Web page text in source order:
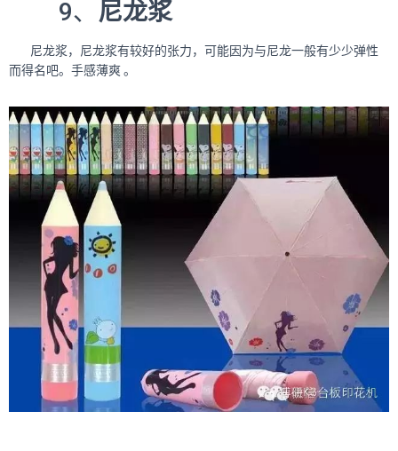
9、 尼龙浆
尼龙浆，尼龙浆有较好的张力，可能因为与尼龙一般有少少弹性
而得名吧。手感薄爽 。